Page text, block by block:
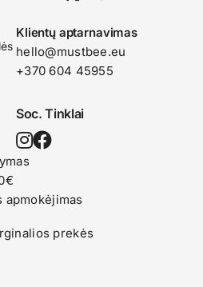
Klientų aptarnavimas
hello@mustbee.eu
+370 604 45955
Soc. Tinklai
apmokėjimas
prekės